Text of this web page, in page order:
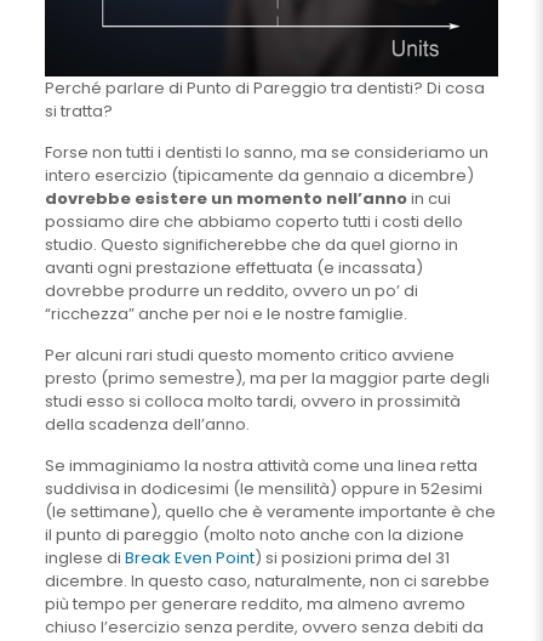
Perché parlare di Punto di Pareggio tra dentisti? Di cosa
si tratta?
Forse non tutti i dentisti lo sanno, ma se consideriamo un
intero esercizio (tipicamente da gennaio a dicembre)
dovrebbe esistere un momento nell’annoin cui
possiamo dire che abbiamo coperto tutti i costi dello
studio. Questo significherebbe che da quel giorno in
avanti ogni prestazione effettuata (e incassata)
dovrebbe produrre un reddito, ovvero un po’ di
“ricchezza” anche per noi e le nostre famiglie.
Per alcuni rari studi questo momento critico avviene
presto (primo semestre), ma per la maggior parte degli
studi esso si colloca molto tardi, ovvero in prossimità
della scadenza dell’anno.
Se immaginiamo la nostra attività come una linea retta
suddivisa in dodicesimi (le mensilità) oppure in 52esimi
(le settimane), quello che è veramente importante è che
il punto di pareggio (molto noto anche con la dizione
inglese di Break Even Point) si posizioni prima del 31
dicembre. In questo caso, naturalmente, non ci sarebbe
più tempo per generare reddito, ma almeno avremo
chiuso l’esercizio senza perdite, ovvero senza debiti da